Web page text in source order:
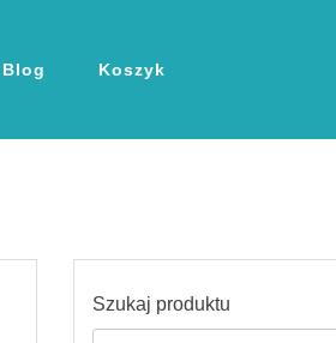
Blog Koszyk
Szukaj produktu